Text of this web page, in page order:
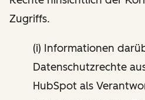
Zugriffs.
(i) Informationen
Datenschutzrechte
HubSpot als